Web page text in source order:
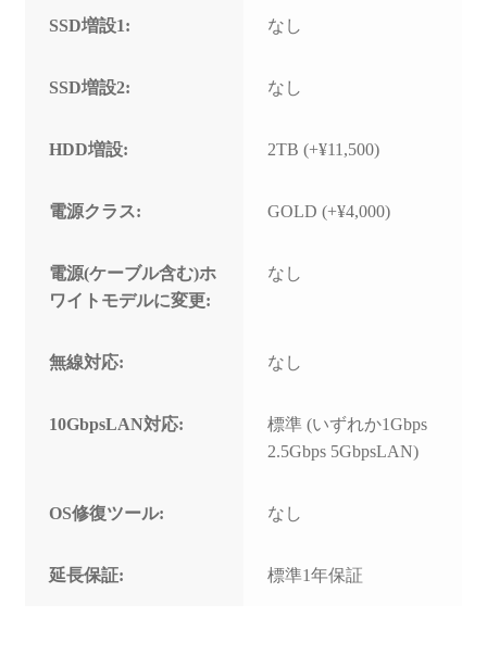
SSD増設1: なし
SSD増設2: なし
HDD増設: 2TB (+¥11,500)
電源クラス: GOLD (+¥4,000)
電源(ケーブル含む)ホ
ワイトモデルに変更:
なし
無線対応: なし
10GbpsLAN対応:
標準 (いずれか1Gbps
2.5Gbps 5GbpsLAN)
OS修復ツール: なし
延長保証: 標準1年保証